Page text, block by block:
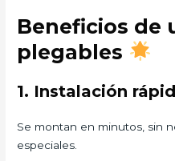
Beneficios de
plegables
1. Instalación
Se montan en minutos, sin
especiales.